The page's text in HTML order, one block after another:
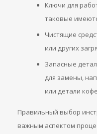
Ключи для
таковые
Чистящие
или других
Запасные
для замены,
или детали
Правильный выбор
важным аспектом